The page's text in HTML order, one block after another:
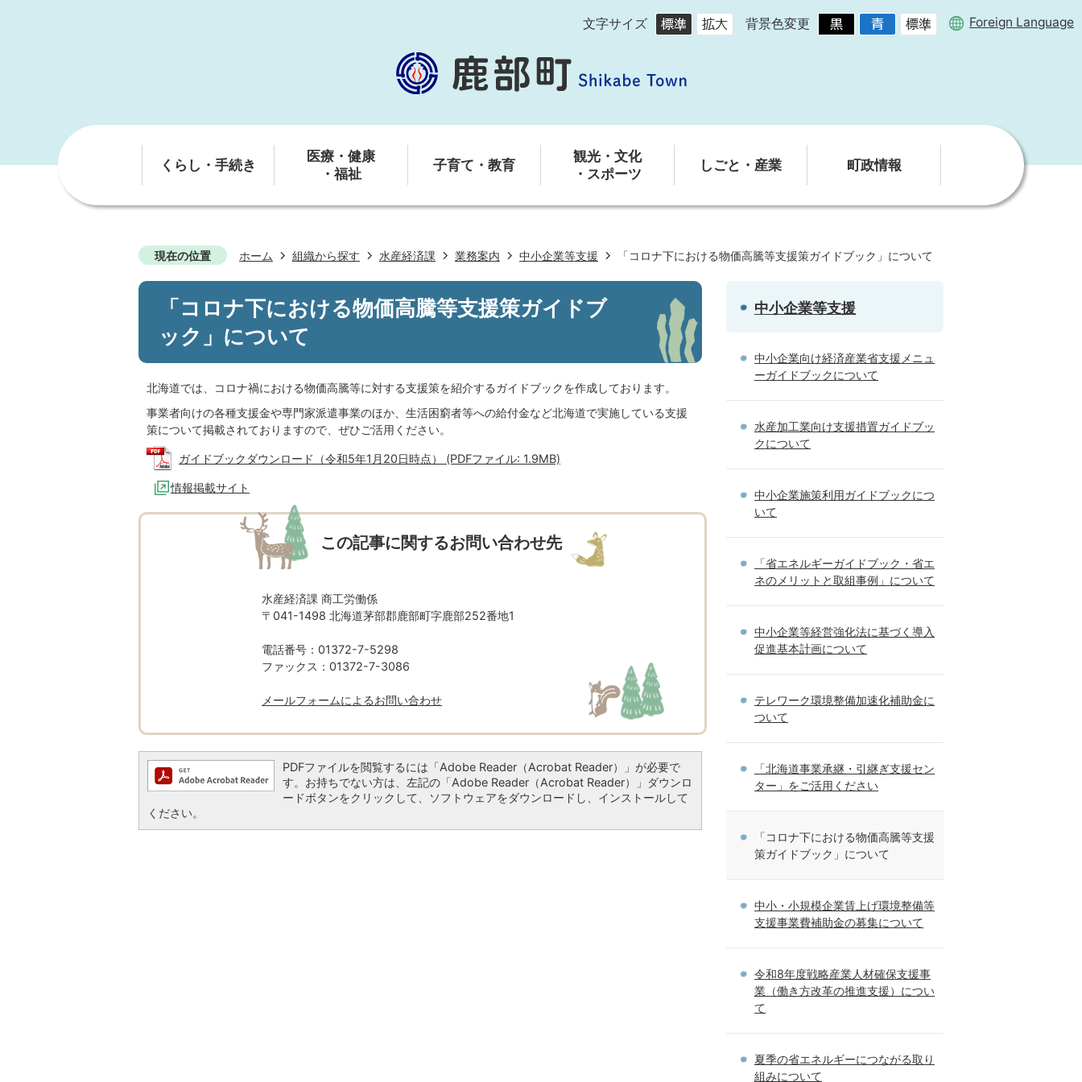
文字サイズ 背景色変更 Foreign Language
くらし・手続き
医療・健康
・福祉
子育て・教育
観光・文化
・スポーツ
しごと・産業 町政情報
現在の位置 ホーム 組織から探す 水産経済課 業務案内 中小企業等支援 「コロナ下における物価高騰等支援策ガイドブック」について
「コロナ下における物価高騰等支援策ガイドブ
ック」について
北海道では、コロナ禍における物価高騰等に対する支援策を紹介するガイドブックを作成しております。
事業者向けの各種支援金や専門家派遣事業のほか、生活困窮者等への給付金など北海道で実施している支援
策について掲載されておりますので、ぜひご活用ください。
ガイドブックダウンロード（令和5年1月20日時点） (PDFファイル: 1.9MB)
情報掲載サイト
この記事に関するお問い合わせ先
水産経済課 商工労働係
〒041-1498 北海道茅部郡鹿部町字鹿部252番地1
電話番号：01372-7-5298
ファックス：01372-7-3086
メールフォームによるお問い合わせ
PDFファイルを閲覧するには「Adobe Reader（Acrobat Reader）」が必要で
す。お持ちでない方は、左記の「Adobe Reader（Acrobat Reader）」ダウンロ
ードボタンをクリックして、ソフトウェアをダウンロードし、インストールして
ください。
中小企業等支援
中小企業向け経済産業省支援メニュ
ーガイドブックについて
水産加工業向け支援措置ガイドブッ
クについて
中小企業施策利用ガイドブックにつ
いて
「省エネルギーガイドブック・省エ
ネのメリットと取組事例」について
中小企業等経営強化法に基づく導入
促進基本計画について
テレワーク環境整備加速化補助金に
ついて
「北海道事業承継・引継ぎ支援セン
ター」をご活用ください
「コロナ下における物価高騰等支援
策ガイドブック」について
中小・小規模企業賃上げ環境整備等
支援事業費補助金の募集について
令和8年度戦略産業人材確保支援事
業（働き方改革の推進支援）につい
て
夏季の省エネルギーにつながる取り
組みについて